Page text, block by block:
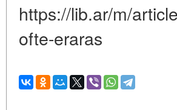
https://lib.ar/m/
ofte-eraras